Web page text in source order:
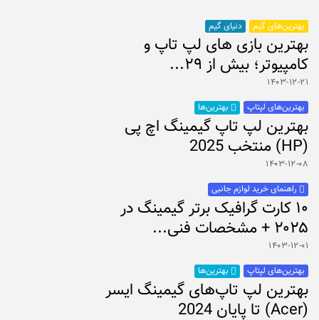
بهترین‌های گیم دنیای گیم
بهترین بازی های لپ تاپ و
کامپیوتر؛ بیش از ۲۹...
۱۴۰۳-۱۲-۲۱
بهترین‌های لپتاپ
بهترین‌ها
بهترین لپ تاپ گیمینگ اچ پی
(HP) منتخب 2025
۱۴۰۳-۱۲-۰۸
راهنمای خرید لوازم جانبی
۱۰ کارت گرافیک برتر گیمینگ در
۲۰۲۵ + مشخصات فنی...
۱۴۰۳-۱۲-۰۱
بهترین‌های لپتاپ
بهترین‌ها
بهترین لپ تاپ‌های گیمینگ ایسر
(Acer) تا پایان 2024